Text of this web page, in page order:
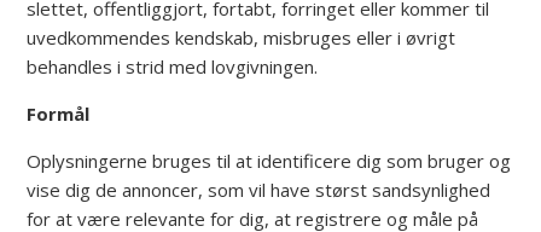
slettet, offentliggjort, fortabt, forringet eller kommer til
uvedkommendes kendskab, misbruges eller i øvrigt
behandles i strid med lovgivningen.
Formål
Oplysningerne bruges til at identificere dig som bruger og
vise dig de annoncer, som vil have størst sandsynlighed
for at være relevante for dig, at registrere og måle på